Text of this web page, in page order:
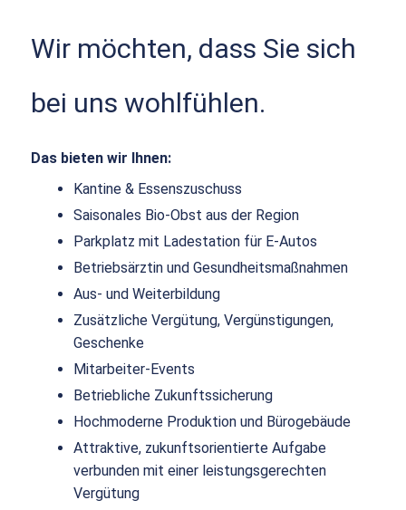
Wir möchten, dass Sie sich
bei uns wohlfühlen.
Das bieten wir Ihnen:
Kantine & Essenszuschuss
Saisonales Bio-Obst aus der Region
Parkplatz mit Ladestation für E-Autos
Betriebsärztin und Gesundheitsmaßnahmen
Aus- und Weiterbildung
Zusätzliche Vergütung, Vergünstigungen,
Geschenke
Mitarbeiter-Events
Betriebliche Zukunftssicherung
Hochmoderne Produktion und Bürogebäude
Attraktive, zukunftsorientierte Aufgabe
verbunden mit einer leistungsgerechten
Vergütung